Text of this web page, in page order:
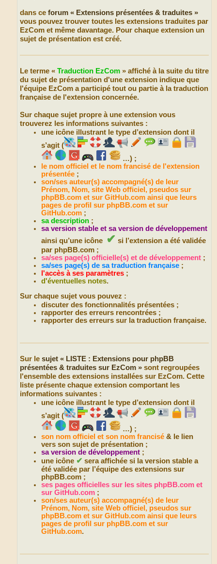
dans ce forum « Extensions présentées & traduites »
vous pouvez trouver toutes les extensions traduites par
EzCom et même davantage. Pour chaque extension un
sujet de présentation est créé.
Le terme « Traduction EzCom » affiché à la suite du titre
du sujet de présentation d'une extension indique que
l'équipe EzCom a participé tout ou partie à la traduction
française de l'extension concernée.
Sur chaque sujet propre à une extension vous
trouverez les informations suivantes :
une icône illustrant le type d’extension dont il
s’agit (
…) ;
le nom officiel et le nom francisé de l'extension
présentée ;
son/ses auteur(s) accompagné(s) de leur
Prénom, Nom, site Web officiel, pseudos sur
phpBB.com et sur GitHub.com ainsi que leurs
pages de profil sur phpBB.com et sur
GitHub.com ;
sa description ;
sa version stable et sa version de développement
ainsi qu’une icône ✔ si l’extension a été validée
par phpBB.com ;
sa/ses page(s) officielle(s) et de développement ;
sa/ses page(s) de sa traduction française ;
l'accès à ses paramètres ;
d'éventuelles notes.
Sur chaque sujet vous pouvez :
discuter des fonctionnalités présentées ;
rapporter des erreurs rencontrées ;
rapporter des erreurs sur la traduction française.
Sur le sujet « LISTE : Extensions pour phpBB
présentées & traduites sur EzCom » sont regroupées
l'ensemble des extensions installées sur EzCom. Cette
liste présente chaque extension comportant les
informations suivantes :
une icône illustrant le type d’extension dont il
s’agit (
…) ;
son nom officiel et son nom francisé & le lien
vers son sujet de présentation ;
sa version de développement ;
une icône ✔ sera affichée si la version stable a
été validée par l’équipe des extensions sur
phpBB.com ;
ses pages officielles sur les sites phpBB.com et
sur GitHub.com ;
son/ses auteur(s) accompagné(s) de leur
Prénom, Nom, site Web officiel, pseudos sur
phpBB.com et sur GitHub.com ainsi que leurs
pages de profil sur phpBB.com et sur
GitHub.com.